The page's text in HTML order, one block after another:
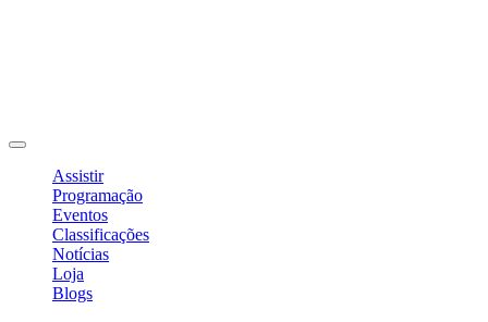
Assistir
Programação
Eventos
Classificações
Notícias
Loja
Blogs